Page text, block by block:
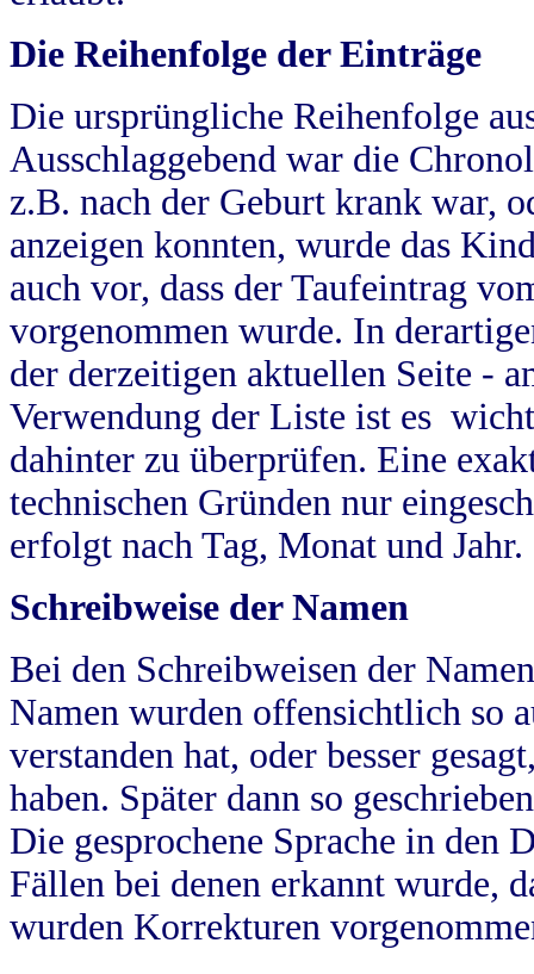
Die Reihenfolge der Einträge
Die ursprüngliche Reihenfolge
Ausschlaggebend war die
z.B. nach der Geburt krank war,
anzeigen konnten, wurde das
auch vor, dass der Taufeintrag
vorgenommen wurde. In
der derzeitigen aktuellen Seite -
Verwendung der Liste ist es
dahinter zu überprüfen. Eine
technischen Gründen nur
erfolgt nach Tag, Monat und Jahr.
Schreibweise der Namen
Bei den Schreibweisen der
Namen wurden offensichtlich so
verstanden hat, oder besser
haben. Später dann so
Die gesprochene Sprache in
Fällen bei denen erkannt wurde,
wurden Korrekturen